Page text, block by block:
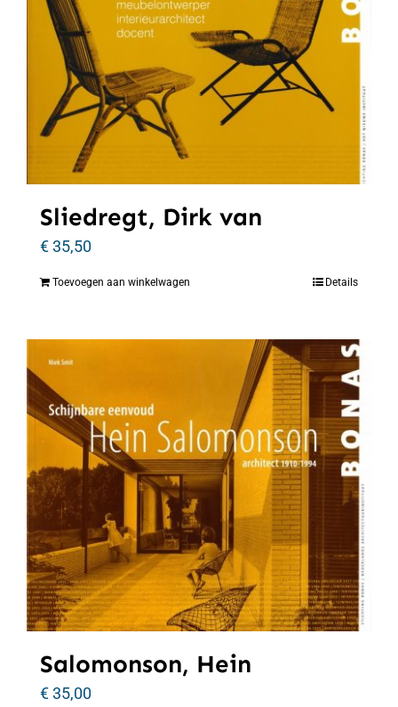
Sliedregt, Dirk van
€35,50
Toevoegen aan winkelwagen Details
Salomonson, Hein
€35,00